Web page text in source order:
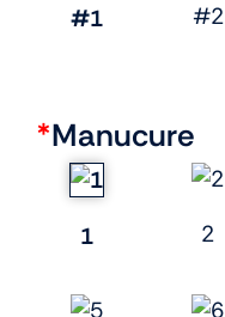
#1 #2
*Manucure
1 2